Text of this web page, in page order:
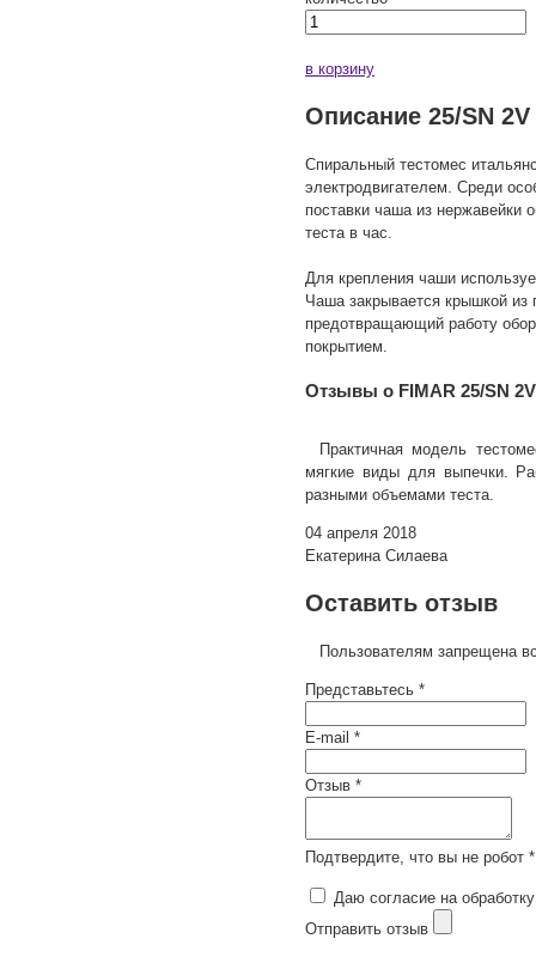
в корзину
Описание 25/SN 2V
Спиральный тестомес
электродвигателем. Среди
поставки чаша из нержавейки
теста в час.
Для крепления чаши
Чаша закрывается крышкой из
предотвращающий работу
покрытием.
Отзывы о FIMAR 25/SN 2V
Практичная модель
мягкие виды для выпечки.
разными объемами теста.
04 апреля 2018
Екатерина Силаева
Оставить отзыв
Пользователям запрещена
Представьтесь *
E-mail *
Отзыв *
Подтвердите, что вы не робот *
Даю согласие на
Отправить отзыв